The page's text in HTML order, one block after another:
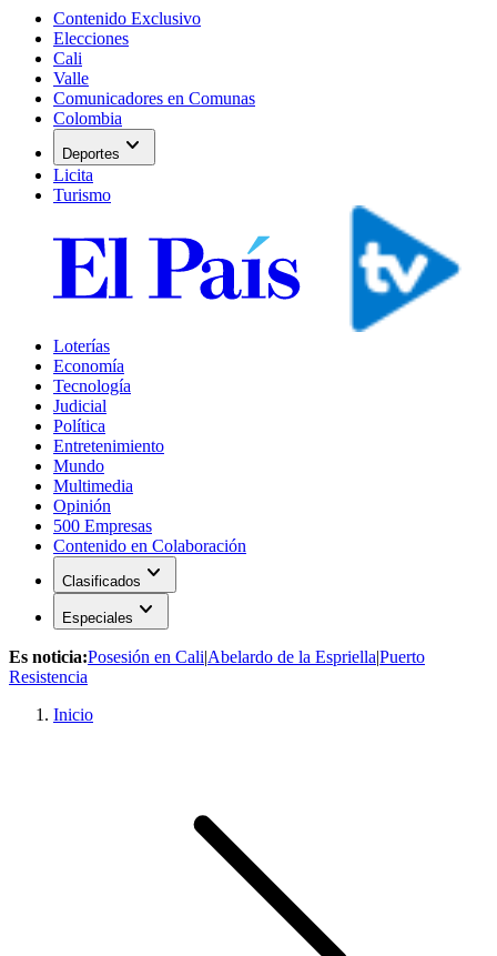
Contenido Exclusivo
Elecciones
Cali
Valle
Comunicadores en Comunas
Colombia
Deportes expand_more
Licita
Turismo
Loterías
Economía
Tecnología
Judicial
Política
Entretenimiento
Mundo
Multimedia
Opinión
500 Empresas
Contenido en Colaboración
Clasificados expand_more
Especiales expand_more
Es noticia:Posesión en Cali|Abelardo de la Espriella|Puerto
Resistencia
Inicio